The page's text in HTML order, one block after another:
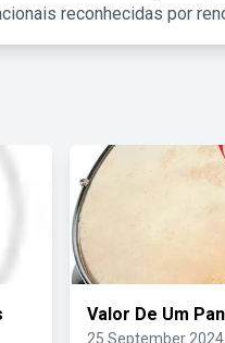
reconhecidas por
Valor De Um
25 September 2024